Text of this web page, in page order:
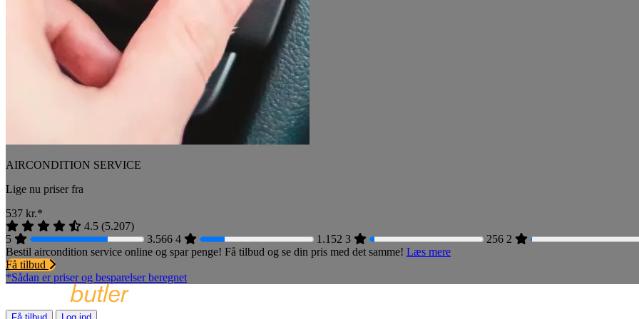
AIRCONDITION SERVICE
Lige nu priser fra
537 kr.*
4.5 (5.207)
5
3.566 4 1.152 3 256 2
Bestil aircondition service online og spar penge! Få tilbud og se din pris med det samme! Læs mere
Få tilbud
*Sådan er priser og besparelser beregnet